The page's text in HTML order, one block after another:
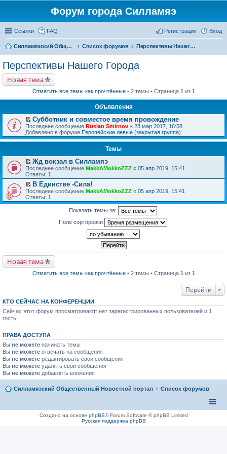
Форум города Силламяэ
Ссылки FAQ Вход
Регистрация
Силламяэский Общественный Новостной портал Список форумов Перспективы Нашего Города
Перспективы Нашего Города
Новая тема
Отметить все темы как прочтённые• 2 темы • Страница 1 из 1
Объявления
П
е
р
е
т
и
к
п
е
р
в
о
м
и
а
н
н
с
о
о
н
и
ю
Субботник и совместое время провождение
Последнее сообщение Ruslan Smirnov « 28 мар 2017, 16:58
Добавлено в форуме Европейские левые (закрытая группа)
Темы
П
е
р
е
й
т
и
у
н
е
п
р
т
а
н
у
с
о
б
щ
е
н
ю
Жд вокзал в Силламяэ
Последнее сообщение MakkAMokkoZZZ « 05 апр 2019, 15:41
Ответы: 1
П
е
р
в
о
м
у
р
о
ч
н
н
о
м
у
с
о
щ
В Единстве -Сила!
Последнее сообщение MakkAMokkoZZZ « 05 апр 2019, 15:41
Ответы: 1
Показать темы за:
Поле сортировки
Новая тема
Отметить все темы как прочтённые• 2 темы • Страница 1 из 1
Перейти
КТО СЕЙЧАС НА КОНФЕРЕНЦИИ
Сейчас этот форум просматривают: нет зарегистрированных пользователей и 1
гость
ПРАВА ДОСТУПА
Вы не можете начинать темы
Вы не можете отвечать на сообщения
Вы не можете редактировать свои сообщения
Вы не можете удалять свои сообщения
Вы не можете добавлять вложения
Силламяэский Общественный Новостной портал Список форумов
Создано на основе phpBB® Forum Software © phpBB Limited
Русская поддержка phpBB